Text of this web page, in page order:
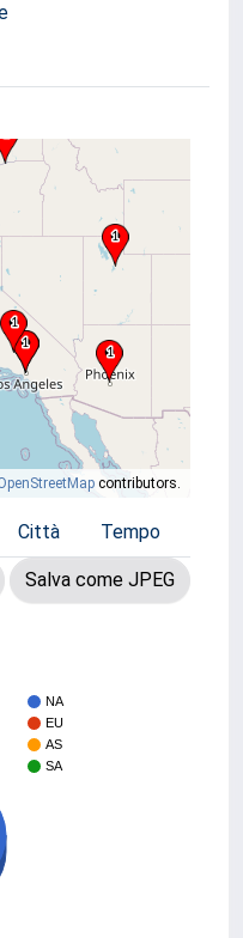
contributors.
Città Tempo
Salva come JPEG
NA
EU
AS
SA